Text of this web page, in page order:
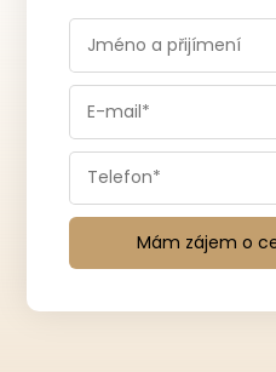
Mám zájem o